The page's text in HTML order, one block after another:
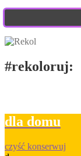
#rekoloruj:
dla domu
czyść konserwuj